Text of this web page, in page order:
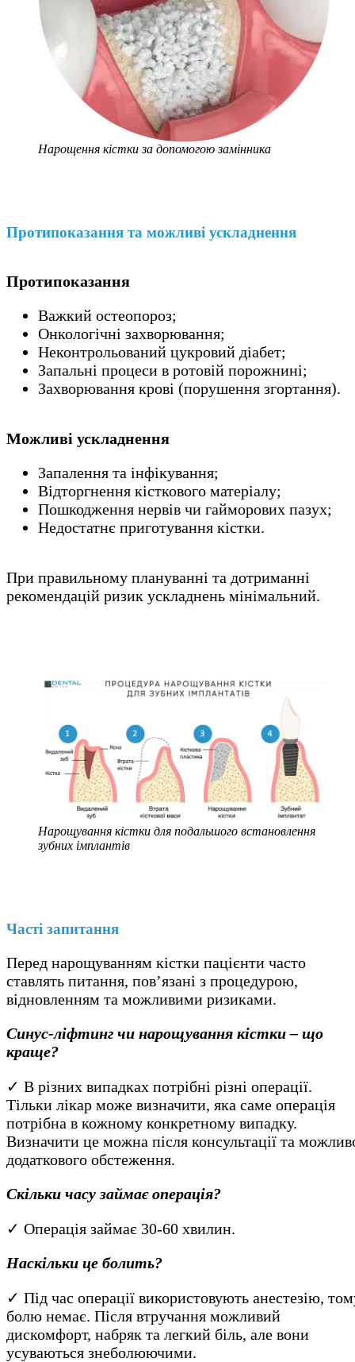
Нарощення кістки за допомогою замінника
Протипоказання та можливі ускладнення
Протипоказання
Важкий остеопороз;
Онкологічні захворювання;
Неконтрольований цукровий діабет;
Запальні процеси в ротовій порожнині;
Захворювання крові (порушення згортання).
Можливі ускладнення
Запалення та інфікування;
Відторгнення кісткового матеріалу;
Пошкодження нервів чи гайморових пазух;
Недостатнє приготування кістки.
При правильному плануванні та дотриманні
рекомендацій ризик ускладнень мінімальний.
Нарощування кістки для подальшого встановлення
зубних імплантів
Часті запитання
Перед нарощуванням кістки пацієнти часто
ставлять питання, пов’язані з процедурою,
відновленням та можливими ризиками.
Синус-ліфтинг чи нарощування кістки – що
краще?
✓ В різних випадках потрібні різні операції.
Тільки лікар може визначити, яка саме операція
потрібна в кожному конкретному випадку.
Визначити це можна після консультації та
додаткового обстеження.
Скільки часу займає операція?
✓ Операція займає 30-60 хвилин.
Наскільки це болить?
✓ Під час операції використовують анестезію,
болю немає. Після втручання можливий
дискомфорт, набряк та легкий біль, але вони
усуваються знеболюючими.